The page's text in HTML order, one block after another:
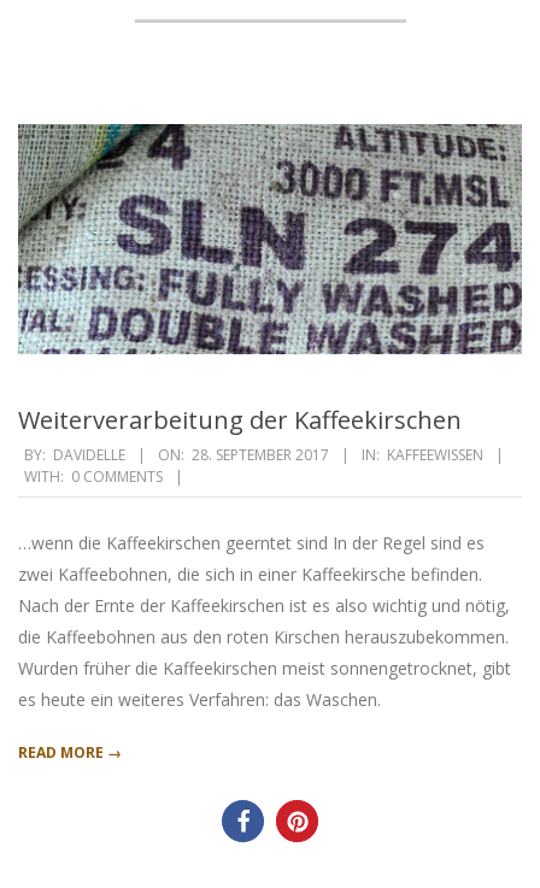
Weiterverarbeitung der Kaffeekirschen
2017-
09-
BY: DAVIDELLE ON: 28. SEPTEMBER 2017 IN: KAFFEEWISSEN
WITH: 0 COMMENTS
…wenn die Kaffeekirschen geerntet sind In der Regel sind es
zwei Kaffeebohnen, die sich in einer Kaffeekirsche befinden.
Nach der Ernte der Kaffeekirschen ist es also wichtig und nötig,
die Kaffeebohnen aus den roten Kirschen herauszubekommen.
Wurden früher die Kaffeekirschen meist sonnengetrocknet, gibt
es heute ein weiteres Verfahren: das Waschen.
READ MORE →